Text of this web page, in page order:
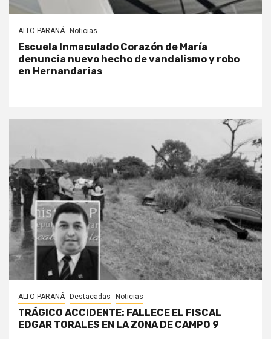
ALTO PARANÁ Noticias
Escuela Inmaculado Corazón de María
denuncia nuevo hecho de vandalismo y robo
en Hernandarias
ALTO PARANÁ Destacadas Noticias
TRÁGICO ACCIDENTE: FALLECE EL FISCAL
EDGAR TORALES EN LA ZONA DE CAMPO 9